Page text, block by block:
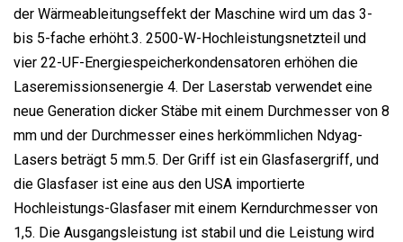
der Wärmeableitungseffekt der Maschine wird um das 3-
bis 5-fache erhöht.3. 2500-W-Hochleistungsnetzteil und
vier 22-UF-Energiespeicherkondensatoren erhöhen die
Laseremissionsenergie 4. Der Laserstab verwendet eine
neue Generation dicker Stäbe mit einem Durchmesser von 8
mm und der Durchmesser eines herkömmlichen Ndyag-
Lasers beträgt 5 mm.5. Der Griff ist ein Glasfasergriff, und
die Glasfaser ist eine aus den USA importierte
Hochleistungs-Glasfaser mit einem Kerndurchmesser von
1,5. Die Ausgangsleistung ist stabil und die Leistung wird